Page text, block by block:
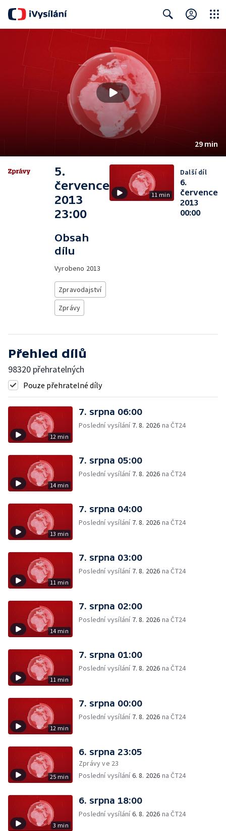
29 min
5.
července
2013
23:00
Obsah
dílu
Vyrobeno 2013
Zpravodajství
Zprávy
11 min
Další díl
6.
července
2013
00:00
Přehled dílů
98320 přehratelných
Pouze přehratelné díly
12 min
7. srpna 06:00
Poslední vysílání 7. 8. 2026 na ČT24
14 min
7. srpna 05:00
Poslední vysílání 7. 8. 2026 na ČT24
13 min
7. srpna 04:00
Poslední vysílání 7. 8. 2026 na ČT24
11 min
7. srpna 03:00
Poslední vysílání 7. 8. 2026 na ČT24
14 min
7. srpna 02:00
Poslední vysílání 7. 8. 2026 na ČT24
11 min
7. srpna 01:00
Poslední vysílání 7. 8. 2026 na ČT24
12 min
7. srpna 00:00
Poslední vysílání 7. 8. 2026 na ČT24
25 min
6. srpna 23:05
Zprávy ve 23
Poslední vysílání6. 8. 2026 na ČT24
3 min
6. srpna 18:00
Poslední vysílání6. 8. 2026 na ČT24